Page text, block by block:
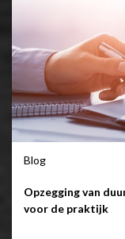
Blog
Opzegging van
voor de praktijk